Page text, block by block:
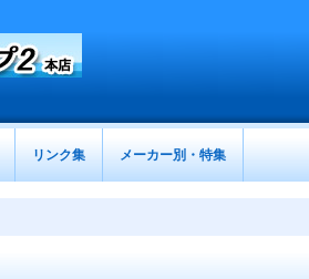
リンク集 メーカー別・特集